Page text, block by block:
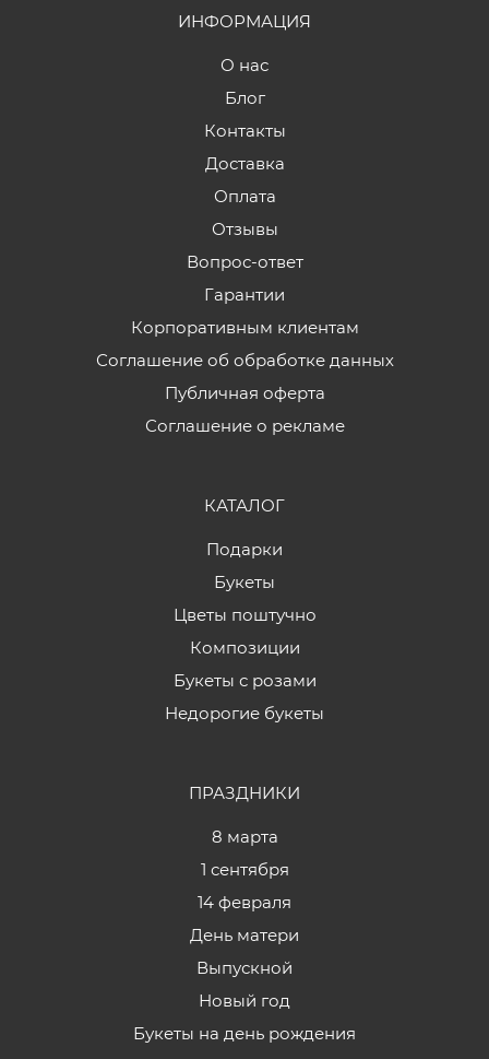
ИНФОРМАЦИЯ
О нас
Блог
Контакты
Доставка
Оплата
Отзывы
Вопрос-ответ
Гарантии
Корпоративным клиентам
Соглашение об обработке данных
Публичная оферта
Соглашение о рекламе
КАТАЛОГ
Подарки
Букеты
Цветы поштучно
Композиции
Букеты с розами
Недорогие букеты
ПРАЗДНИКИ
8 марта
1 сентября
14 февраля
День матери
Выпускной
Новый год
Букеты на день рождения